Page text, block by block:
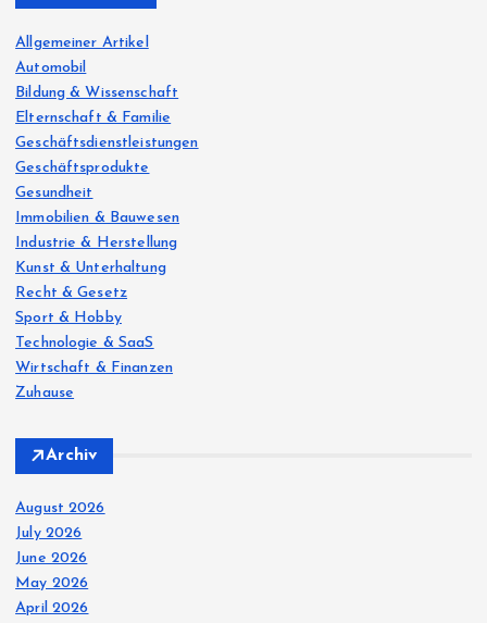
f
o
r
:
Allgemeiner Artikel
Automobil
Bildung & Wissenschaft
Elternschaft & Familie
Geschäftsdienstleistungen
Geschäftsprodukte
Gesundheit
Immobilien & Bauwesen
Industrie & Herstellung
Kunst & Unterhaltung
Recht & Gesetz
Sport & Hobby
Technologie & SaaS
Wirtschaft & Finanzen
Zuhause
Archiv
August 2026
July 2026
June 2026
May 2026
April 2026